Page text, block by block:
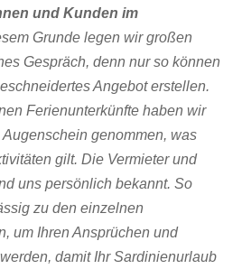
und Kunden im
Grunde legen wir großen
Gespräch, denn nur so können
Angebot erstellen.
Ferienunterkünfte haben wir
genommen, was
gilt. Die Vermieter und
uns persönlich bekannt. So
zu den einzelnen
um Ihren Ansprüchen und
damit Ihr Sardinienurlaub